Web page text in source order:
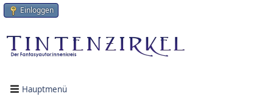
Einloggen
Hauptmenü